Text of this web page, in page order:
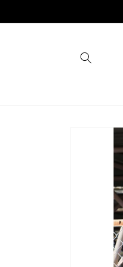
進む
商品情
キップ